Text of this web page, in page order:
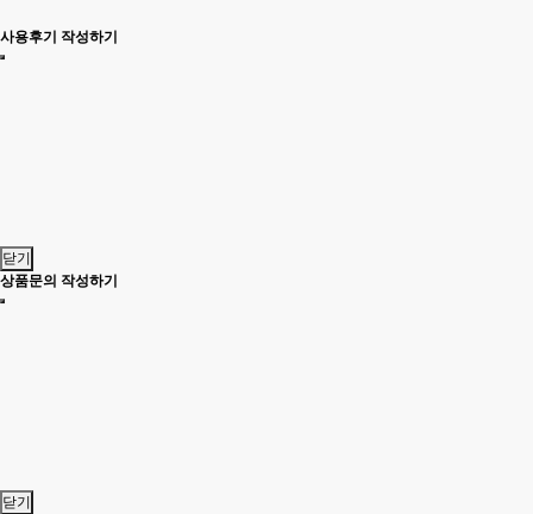
사용후기 작성하기
닫기
상품문의 작성하기
닫기